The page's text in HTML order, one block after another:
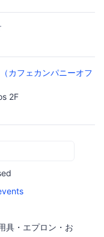
カフェカンパニーオフ
2F
具・エプロン・お